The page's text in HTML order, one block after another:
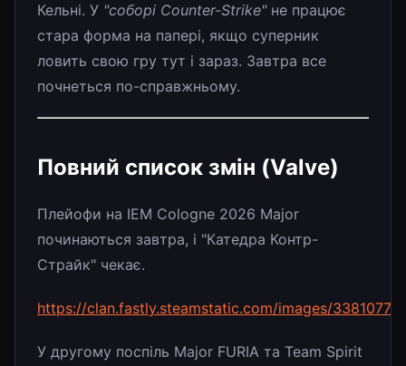
Кельні. У "соборі Counter-Strike"не працює
стара форма на папері, якщо суперник
ловить свою гру тут і зараз. Завтра все
почнеться по-справжньому.
Повний список змін (Valve)
Плейофи на IEM Cologne 2026 Major
починаються завтра, і "Катедра Контр-
Страйк" чекає.
https://clan.fastly.steamstatic.com/images/
У другому поспіль Major FURIA та Team Spirit